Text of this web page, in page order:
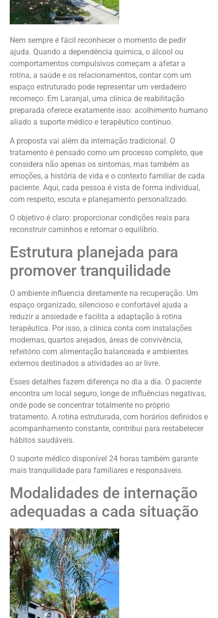
Nem sempre é fácil reconhecer o momento de pedir
ajuda. Quando a dependência química, o álcool ou
comportamentos compulsivos começam a afetar a
rotina, a saúde e os relacionamentos, contar com um
espaço estruturado pode representar um verdadeiro
recomeço. Em Laranjal, uma clínica de reabilitação
preparada oferece exatamente isso: acolhimento humano
aliado a suporte médico e terapêutico contínuo.
A proposta vai além da internação tradicional. O
tratamento é pensado como um processo completo, que
considera não apenas os sintomas, mas também as
emoções, a história de vida e o contexto familiar de cada
paciente. Aqui, cada pessoa é vista de forma individual,
com respeito, escuta e planejamento personalizado.
O objetivo é claro: proporcionar condições reais para
reconstruir caminhos e retomar o equilíbrio.
Estrutura planejada para
promover tranquilidade
O ambiente influencia diretamente na recuperação. Um
espaço organizado, silencioso e confortável ajuda a
reduzir a ansiedade e facilita a adaptação à rotina
terapêutica. Por isso, a clínica conta com instalações
modernas, quartos arejados, áreas de convivência,
refeitório com alimentação balanceada e ambientes
externos destinados a atividades ao ar livre.
Esses detalhes fazem diferença no dia a dia. O paciente
encontra um local seguro, longe de influências negativas,
onde pode se concentrar totalmente no próprio
tratamento. A rotina estruturada, com horários definidos e
acompanhamento constante, contribui para restabelecer
hábitos saudáveis.
O suporte médico disponível 24 horas também garante
mais tranquilidade para familiares e responsáveis.
Modalidades de internação
adequadas a cada situação